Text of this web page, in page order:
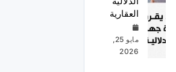
العقارية
مايو 25,
2026